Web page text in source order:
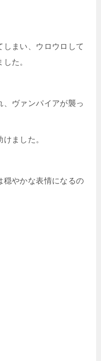
しまい、ウロウロして
た。
、ヴァンパイアが襲っ
ました。
穏やかな表情になるの